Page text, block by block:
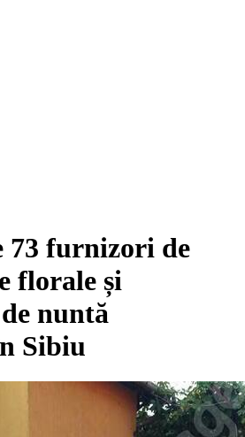
73 furnizori de
florale și
nuntă
Sibiu